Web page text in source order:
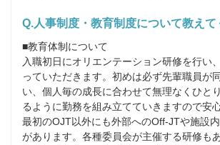
Q.人事制度・教育制度について教えて
■教育体制について
入職初日にオリエンテーション研修を行い
っていただきます。初めは必ず先輩職員が
い、個人毎の成長に合わせて無理なくひと
るように勤務を組み立てていきますので安
最初のOJT以外にも外部へのOff-JTや施設
があります。各種委員会が主催する研修も